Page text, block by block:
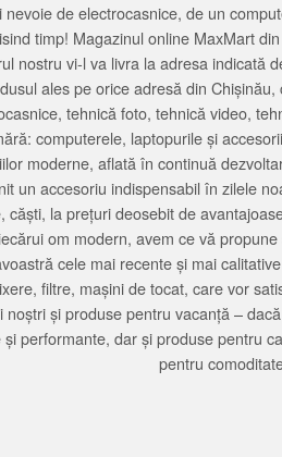
nevoie de electrocasnice, de un
timp! Magazinul online MaxMart
nostru vi-l va livra la adresa indicată
ales pe orice adresă din
tehnică foto, tehnică video,
computerele, laptopurile și
moderne, aflată în continuă
un accesoriu indispensabil în zilele
căști, la prețuri deosebit de
om modern, avem ce vă
cele mai recente și mai
filtre, mașini de tocat, care vor
noștri și produse pentru vacanță –
și performante, dar și produse pentru
pentru